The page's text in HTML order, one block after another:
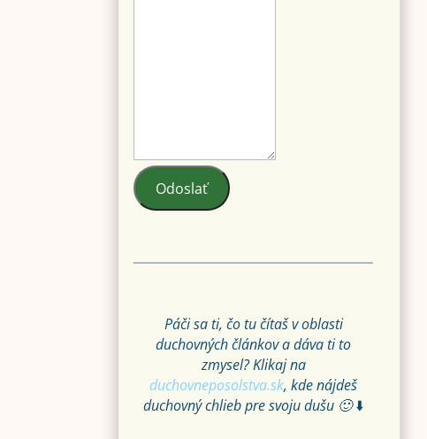
Odoslať
Páči sa ti, čo tu čítaš v oblasti
duchovných článkov a dáva ti to
zmysel? Klikaj na
duchovneposolstva.sk, kde nájdeš
duchovný chlieb pre svoju dušu 🙂⬇️